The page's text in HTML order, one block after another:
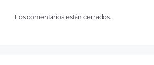
Los comentarios están cerrados.